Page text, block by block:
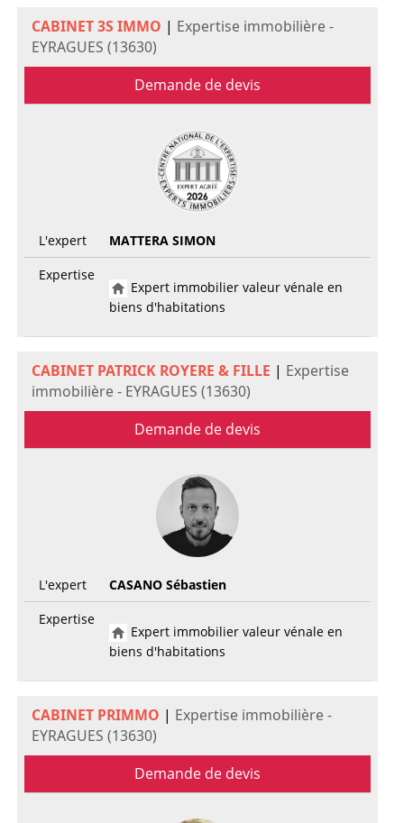
CABINET 3S IMMO | Expertise immobilière -
EYRAGUES (13630)
Demande de devis
L'expert
MATTERA SIMON
Expertise
Expert immobilier valeur vénale en
biens d'habitations
CABINET PATRICK ROYERE & FILLE | Expertise
immobilière - EYRAGUES (13630)
Demande de devis
L'expert
CASANO Sébastien
Expertise
Expert immobilier valeur vénale en
biens d'habitations
CABINET PRIMMO | Expertise immobilière -
EYRAGUES (13630)
Demande de devis